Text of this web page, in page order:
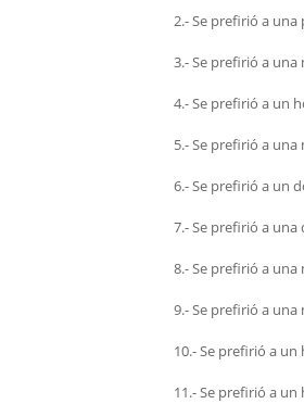
2.- Se prefirió a una
3.- Se prefirió a una
4.- Se prefirió a un
5.- Se prefirió a
6.- Se prefirió a un
7.- Se prefirió a una
8.- Se prefirió a una
9.- Se prefirió a una
10.- Se prefirió a
11.- Se prefirió a